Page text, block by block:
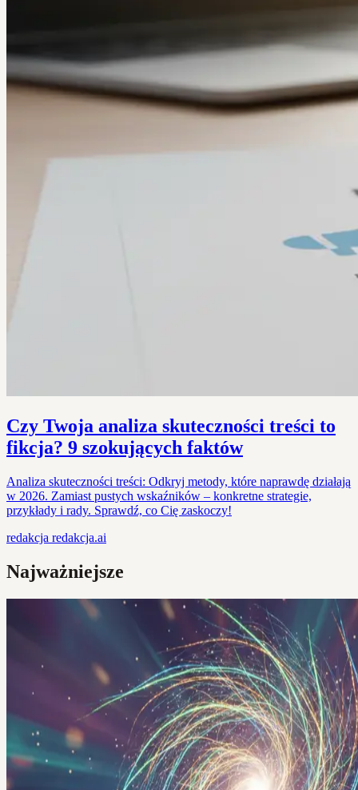
Czy Twoja analiza skuteczności treści to
fikcja? 9 szokujących faktów
Analiza skuteczności treści: Odkryj metody, które naprawdę działają
w 2026. Zamiast pustych wskaźników – konkretne strategie,
przykłady i rady. Sprawdź, co Cię zaskoczy!
redakcja redakcja.ai
Najważniejsze